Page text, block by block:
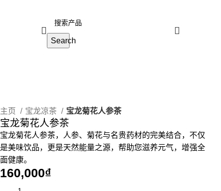
Search
主页 宝龙凉茶 宝龙菊花人参茶
宝龙菊花人参茶
宝龙菊花人参茶，人参、菊花与名贵药材的完美结合，不仅
是美味饮品，更是天然能量之源，帮助您滋养元气，增强全
面健康。
₫